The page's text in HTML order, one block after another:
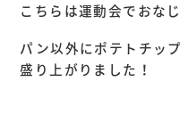
こちらは運動会でおな
パン以外にポテトチッ
盛り上がりました！